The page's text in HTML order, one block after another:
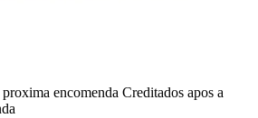
encomenda Creditados apos a